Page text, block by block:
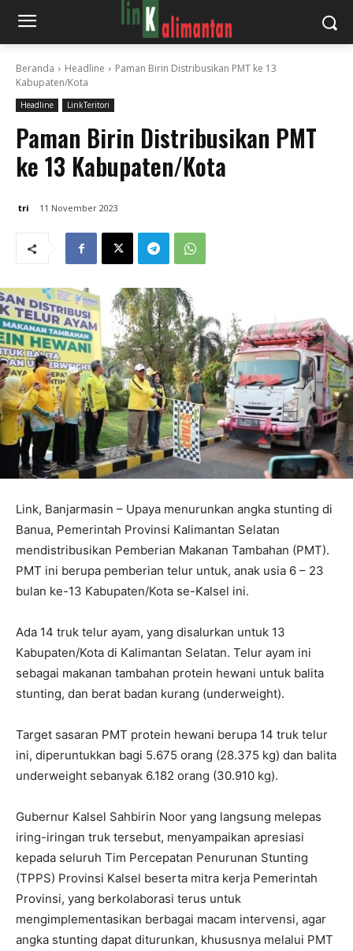
Beranda Headline
Paman Birin Distribusikan PMT ke 13
Kabupaten/Kota
Headline LinkTeritori
Paman Birin Distribusikan PMT
ke 13 Kabupaten/Kota
tri 11 November 2023
Link, Banjarmasin – Upaya menurunkan angka stunting di
Banua, Pemerintah Provinsi Kalimantan Selatan
mendistribusikan Pemberian Makanan Tambahan (PMT).
PMT ini berupa pemberian telur untuk, anak usia 6 – 23
bulan ke-13 Kabupaten/Kota se-Kalsel ini.
Ada 14 truk telur ayam, yang disalurkan untuk 13
Kabupaten/Kota di Kalimantan Selatan. Telur ayam ini
sebagai makanan tambahan protein hewani untuk balita
stunting, dan berat badan kurang (underweight).
Target sasaran PMT protein hewani berupa 14 truk telur
ini, diperuntukkan bagi 5.675 orang (28.375 kg) dan balita
underweight sebanyak 6.182 orang (30.910 kg).
Gubernur Kalsel Sahbirin Noor yang langsung melepas
iring-iringan truk tersebut, menyampaikan apresiasi
kepada seluruh Tim Percepatan Penurunan Stunting
(TPPS) Provinsi Kalsel beserta mitra kerja Pemerintah
Provinsi, yang berkolaborasi terus untuk
mengimplementasikan berbagai macam intervensi, agar
angka stunting dapat diturunkan, khususnya melalui PMT